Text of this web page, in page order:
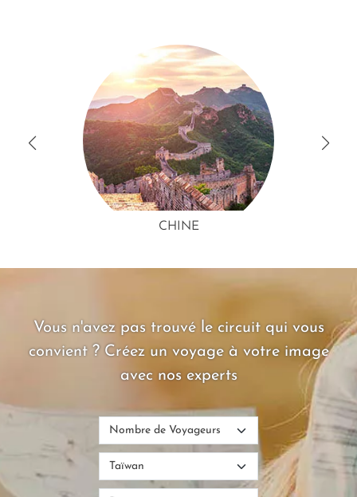
CHINE
Vous n'avez pas trouvé le circuit qui vous
convient ? Créez un voyage à votre image
avec nos experts